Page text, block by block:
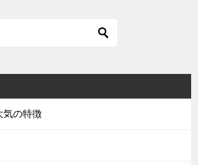
気の特徴